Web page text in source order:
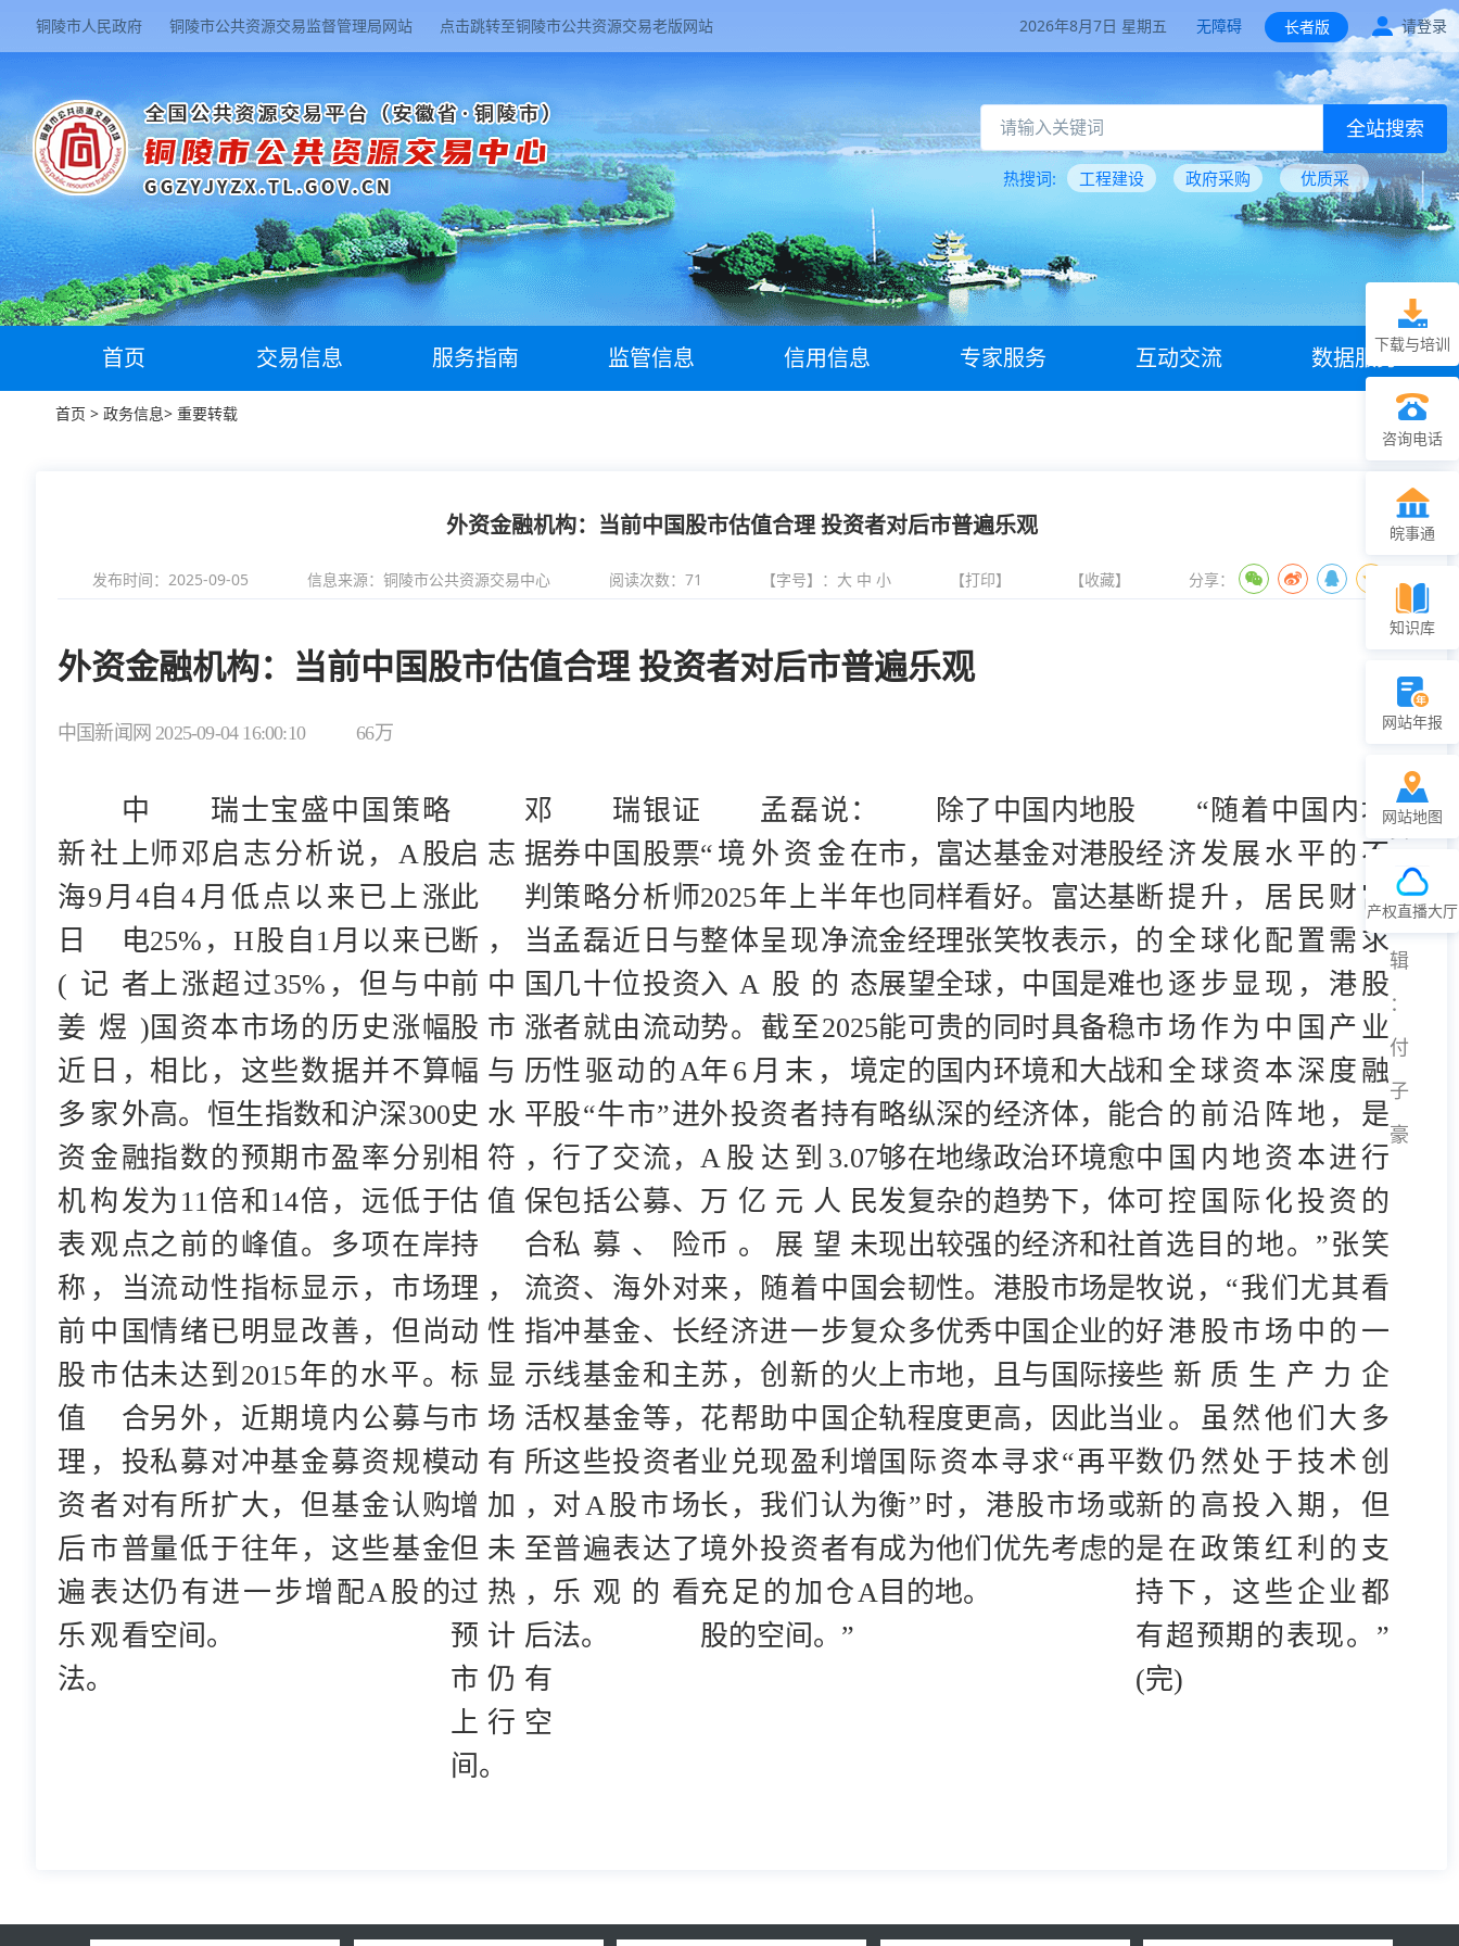
铜陵市人民政府 铜陵市公共资源交易监督管理局网站 点击跳转至铜陵市公共资源交易老版网站 2026年8月7日 星期五 无障碍 长者版 请登录
全站搜索
热搜词: 工程建设 政府采购 优质采
首页 交易信息 服务指南 监管信息 信用信息 专家服务 互动交流 数据服务
首页 > 政务信息> 重要转载
外资金融机构：当前中国股市估值合理 投资者对后市普遍乐观
发布时间：2025-09-05 信息来源： 铜陵市公共资源交易中心 阅读次数： 71 【字号】： 大 中 小 【打印】 【收藏】 分享：
外资金融机构：当前中国股市估值合理 投资者对后市普遍乐观
中国新闻网 2025-09-04 16:00:10 66万
中
新社上
海9月4
日电
(记者
姜煜)
近日，
多家外
资金融
机构发
表观点
称，当
前中国
股市估
值合
理，投
资者对
后市普
遍表达
乐观看
法。
瑞士宝盛中国策略
师邓启志分析说，A股
自4月低点以来已上涨
25%，H股自1月以来已
上涨超过35%，但与中
国资本市场的历史涨幅
相比，这些数据并不算
高。恒生指数和沪深300
指数的预期市盈率分别
为11倍和14倍，远低于
之前的峰值。多项在岸
流动性指标显示，市场
情绪已明显改善，但尚
未达到2015年的水平。
另外，近期境内公募与
私募对冲基金募资规模
有所扩大，但基金认购
量低于往年，这些基金
仍有进一步增配A股的
空间。
邓
启志据
此判
断，当
前中国
股市涨
幅与历
史水平
相符，
估值保
持合
理，流
动性指
标显示
市场活
动有所
增加，
但未至
过热，
预计后
市仍有
上行空
间。
瑞银证
券中国股票
策略分析师
孟磊近日与
几十位投资
者就由流动
性驱动的A
股“牛市”进
行了交流，
包括公募、
私募、险
资、海外对
冲基金、长
线基金和主
权基金等，
这些投资者
对A股市场
普遍表达了
乐观的看
法。
孟磊说：
“境外资金在
2025年上半年
整体呈现净流
入A股的态
势。截至2025
年6月末，境
外投资者持有
A股达到3.07
万亿元人民
币。展望未
来，随着中国
经济进一步复
苏，创新的火
花帮助中国企
业兑现盈利增
长，我们认为
境外投资者有
充足的加仓A
股的空间。”
除了中国内地股
市，富达基金对港股
也同样看好。富达基
金经理张笑牧表示，
展望全球，中国是难
能可贵的同时具备稳
定的国内环境和大战
略纵深的经济体，能
够在地缘政治环境愈
发复杂的趋势下，体
现出较强的经济和社
会韧性。港股市场是
众多优秀中国企业的
上市地，且与国际接
轨程度更高，因此当
国际资本寻求“再平
衡”时，港股市场或
成为他们优先考虑的
目的地。
“随着中国内地
经济发展水平的不
断提升，居民财富
的全球化配置需求
也逐步显现，港股
市场作为中国产业
和全球资本深度融
合的前沿阵地，是
中国内地资本进行
可控国际化投资的
首选目的地。”张笑
牧说，“我们尤其看
好港股市场中的一
些新质生产力企
业。虽然他们大多
数仍然处于技术创
新的高投入期，但
是在政策红利的支
持下，这些企业都
有超预期的表现。”
(完)
责
任
编
辑
：
付
子
豪
下载与培训
咨询电话
皖事通
知识库
网站年报
网站地图
产权直播大厅